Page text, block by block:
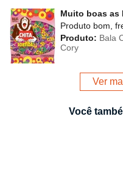
Muito boas as
Produto bom,
Produto: Bala
Cory
Ver
Você